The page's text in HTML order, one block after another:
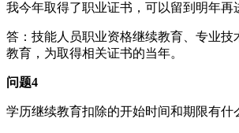
我今年取得了职业证书，可以留到明年再
答：技能人员职业资格继续教育、专业技
教育，为取得相关证书的当年。
问题4
学历继续教育扣除的开始时间和期限有什